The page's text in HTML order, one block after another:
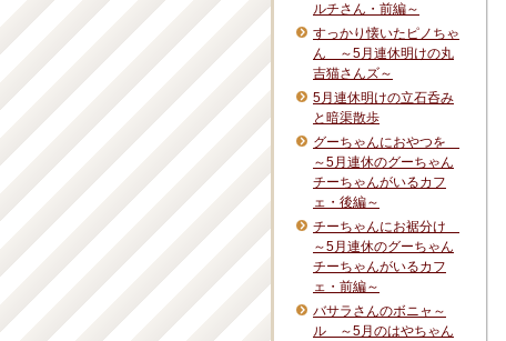
ルチさん・前編～
すっかり懐いたピノちゃ
ん ～5月連休明けの丸
吉猫さんズ～
5月連休明けの立石呑み
と暗渠散歩
グーちゃんにおやつを
～5月連休のグーちゃん
チーちゃんがいるカフ
ェ・後編～
チーちゃんにお裾分け
～5月連休のグーちゃん
チーちゃんがいるカフ
ェ・前編～
バサラさんのボニャ～
ル ～5月のはやちゃん